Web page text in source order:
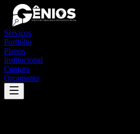
Serviços
Portfólio
Planos
Institucional
Contato
Orçamento